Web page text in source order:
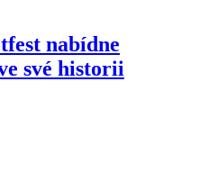
nabídne
své historii